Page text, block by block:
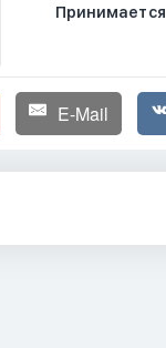
Принимается
E-Mail